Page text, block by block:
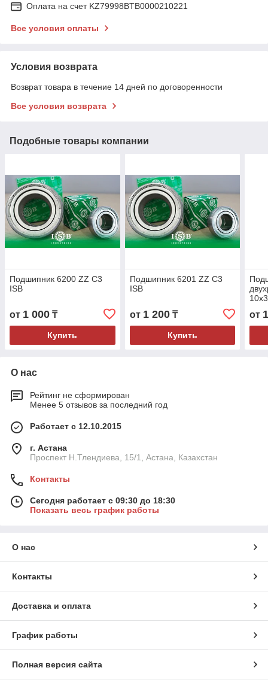
Оплата на счет KZ79998BTB0000210221
Все условия оплаты
Условия возврата
Возврат товара в течение 14 дней по договоренности
Все условия возврата
Подобные товары компании
Подшипник 6200 ZZ C3
ISB
от 1 000 ₸
Купить
Подшипник 6201 ZZ C3
ISB
от 1 200₸
Купить
от
О нас
Рейтинг не сформирован
Менее 5 отзывов за последний год
Работает с 12.10.2015
г. Астана
Проспект Н.Тлендиева, 15/1, Астана, Казахстан
Контакты
Сегодня работает с 09:30 до 18:30
Показать весь график работы
О нас
Контакты
Доставка и оплата
График работы
Полная версия сайта